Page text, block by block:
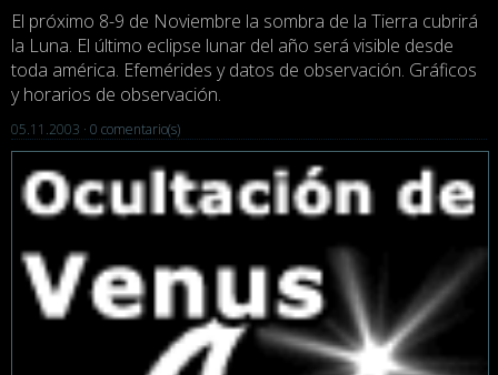
El próximo 8-9 de Noviembre la sombra de la Tierra cubrirá
la Luna. El último eclipse lunar del año será visible desde
toda américa. Efemérides y datos de observación. Gráficos
y horarios de observación.
05.11.2003 · 0 comentario(s)